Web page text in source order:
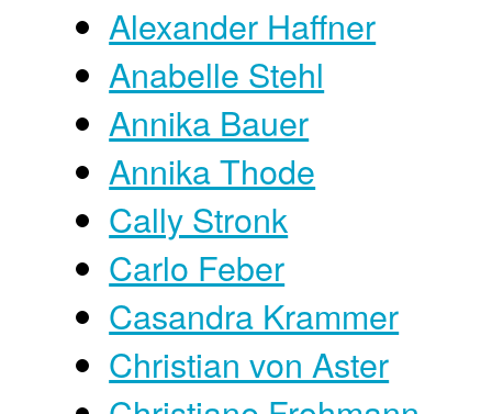
Alexander Haffner
Anabelle Stehl
Annika Bauer
Annika Thode
Cally Stronk
Carlo Feber
Casandra Krammer
Christian von Aster